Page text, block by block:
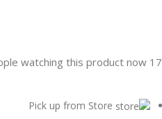
17
watching this product now!
Pick up from Store